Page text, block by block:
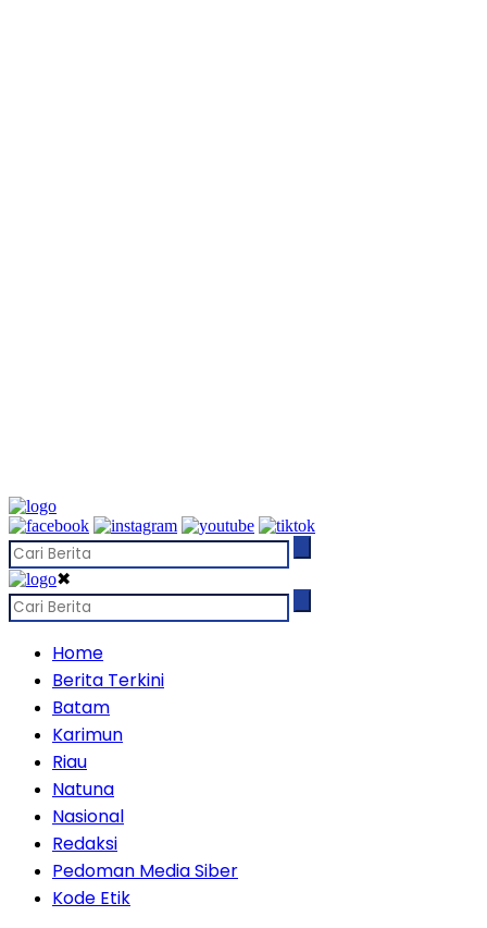
✖
Home
Berita Terkini
Batam
Karimun
Riau
Natuna
Nasional
Redaksi
Pedoman Media Siber
Kode Etik